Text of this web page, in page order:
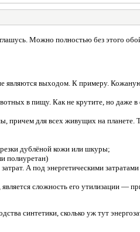
Можно полностью без этого
являются выходом. К примеру.
в пищу. Как не крутите, но даже
причем для всех живущих на
дублёной кожи или шкуры;
полиуретан)
А под энергетическими
сложность его утилизации —
синтетики, сколько уж тут